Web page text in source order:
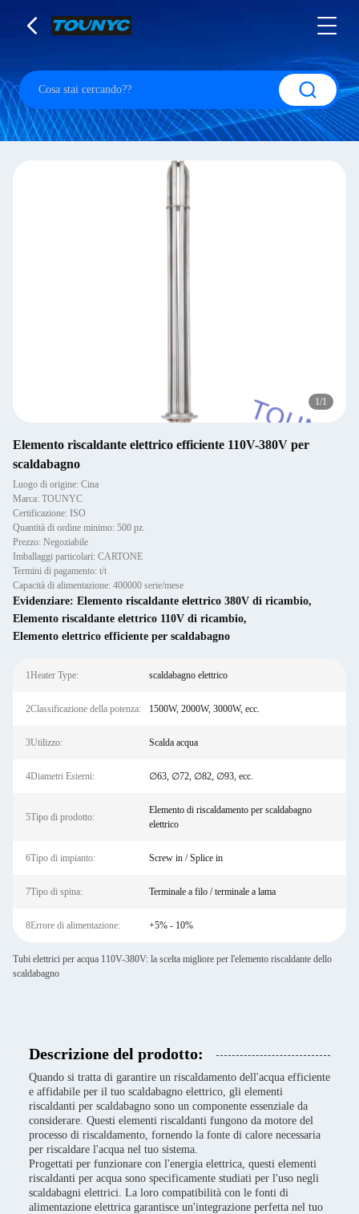
1/1
Elemento riscaldante elettrico efficiente 110V-380V per
scaldabagno
Luogo di origine: Cina
Marca: TOUNYC
Certificazione: ISO
Quantità di ordine minimo: 500 pz.
Prezzo: Negoziabile
Imballaggi particolari: CARTONE
Termini di pagamento: t/t
Capacità di alimentazione: 400000 serie/mese
Evidenziare: Elemento riscaldante elettrico 380V di ricambio,
Elemento riscaldante elettrico 110V di ricambio,
Elemento elettrico efficiente per scaldabagno
1Heater Type: scaldabagno elettrico
2Classificazione della potenza: 1500W, 2000W, 3000W, ecc.
3Utilizzo: Scalda acqua
4Diametri Esterni: ∅63, ∅72, ∅82, ∅93, ecc.
5Tipo di prodotto:
Elemento di riscaldamento per scaldabagno
elettrico
6Tipo di impianto: Screw in / Splice in
7Tipo di spina: Terminale a filo / terminale a lama
8Errore di alimentazione: +5% - 10%
Tubi elettrici per acqua 110V-380V: la scelta migliore per l'elemento riscaldante dello
scaldabagno
Descrizione del prodotto:
Quando si tratta di garantire un riscaldamento dell'acqua efficiente
e affidabile per il tuo scaldabagno elettrico, gli elementi
riscaldanti per scaldabagno sono un componente essenziale da
considerare. Questi elementi riscaldanti fungono da motore del
processo di riscaldamento, fornendo la fonte di calore necessaria
per riscaldare l'acqua nel tuo sistema.
Progettati per funzionare con l'energia elettrica, questi elementi
riscaldanti per acqua sono specificamente studiati per l'uso negli
scaldabagni elettrici. La loro compatibilità con le fonti di
alimentazione elettrica garantisce un'integrazione perfetta nel tuo